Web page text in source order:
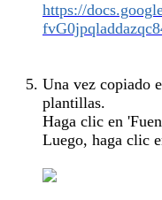
https://
Una vez copiado
plantillas.
Haga clic en
Luego, haga clic